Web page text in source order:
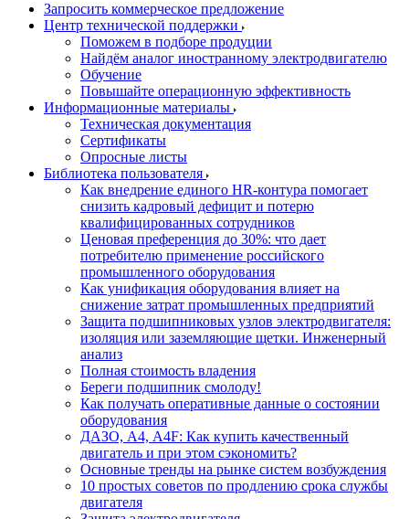
Запросить коммерческое предложение
Центр технической поддержки
Поможем в подборе продуции
Найдём аналог иностранному электродвигателю
Обучение
Повышайте операционную эффективность
Информационные материалы
Техническая документация
Сертификаты
Опросные листы
Библиотека пользователя
Как внедрение единого HR-контура помогает
снизить кадровый дефицит и потерю
квалифицированных сотрудников
Ценовая преференция до 30%: что дает
потребителю применение российского
промышленного оборудования
Как унификация оборудования влияет на
снижение затрат промышленных предприятий
Защита подшипниковых узлов электродвигателя:
изоляция или заземляющие щетки. Инженерный
анализ
Полная стоимость владения
Береги подшипник смолоду!
Как получать оперативные данные о состоянии
оборудования
ДАЗО, А4, А4F: Как купить качественный
двигатель и при этом сэкономить?
Основные тренды на рынке систем возбуждения
10 простых советов по продлению срока службы
двигателя